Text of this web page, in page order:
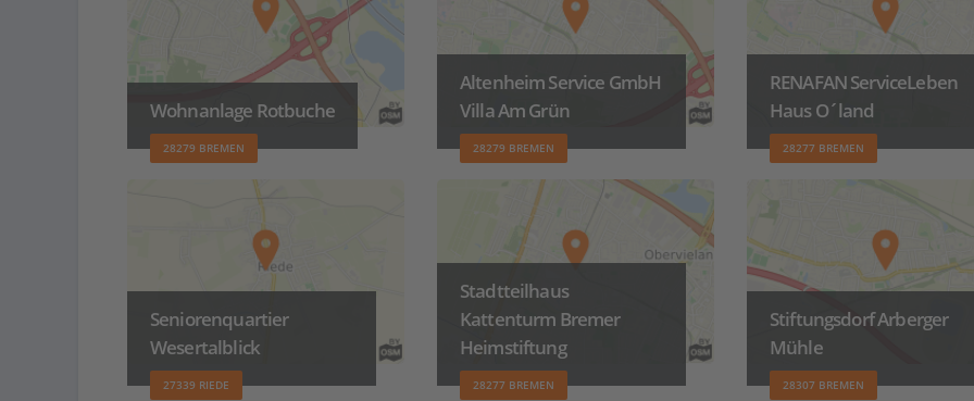
Wohnanlage Rotbuche
28279 BREMEN
Altenheim Service GmbH
Villa Am Grün
28279 BREMEN
RENAFAN ServiceLeben
Haus O´land
28277 BREMEN
Seniorenquartier
Wesertalblick
27339 RIEDE
Stadtteilhaus
Kattenturm Bremer
Heimstiftung
28277 BREMEN
Stiftungsdorf Arberger
Mühle
28307 BREMEN